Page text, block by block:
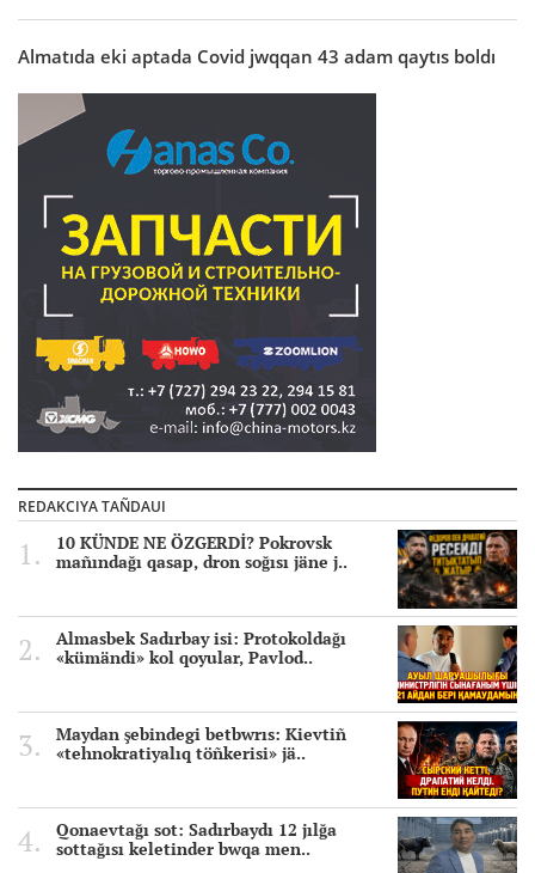
Almatıda eki aptada Covid jwqqan 43 adam qaytıs boldı
REDAKCIYA TAÑDAUI
10 KÜNDE NE ÖZGERDİ? Pokrovsk
mañındağı qasap, dron soğısı jäne j..
Almasbek Sadırbay isi: Protokoldağı
«kümändi» kol qoyular, Pavlod..
Maydan şebindegi betbwrıs: Kievtiñ
«tehnokratiyalıq töñkerisi» jä..
Qonaevtağı sot: Sadırbaydı 12 jılğa
sottağısı keletinder bwqa men..